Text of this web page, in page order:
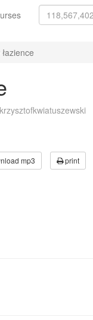
krzysztofkwiatuszewski
mp3 print